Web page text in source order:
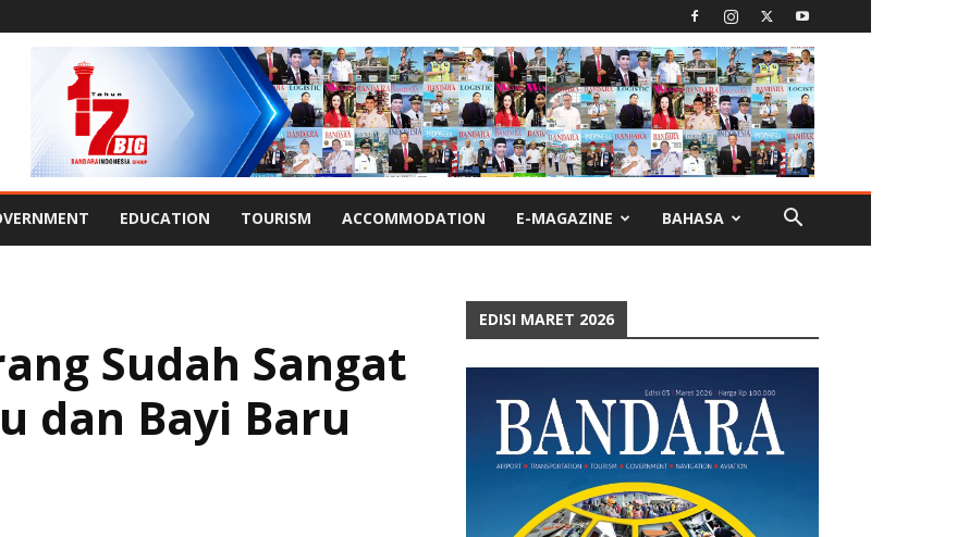
EDUCATION TOURISM ACCOMMODATION E-MAGAZINE BAHASA
Sudah Sangat
dan Bayi Baru
EDISI MARET 2026